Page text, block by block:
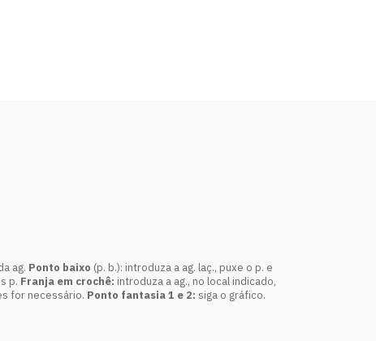
ag. Ponto baixo (p. b.): introduza a ag. laç., puxe o p. e
p. Franja em crochê: introduza a ag., no local indicado,
for necessário. Ponto fantasia 1 e 2: siga o gráfico.